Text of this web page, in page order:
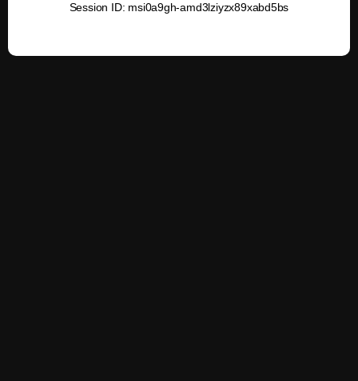
Session ID: msi0a9gh-amd3lziyzx89xabd5bs